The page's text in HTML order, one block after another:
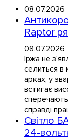
08.07.2026
Raptor
08.07.2026
Іржа не
селиться в
арках, у
встигає
справді
Світло
24-